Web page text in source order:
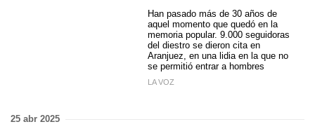
Han pasado más de 30 años de
aquel momento que quedó en la
memoria popular. 9.000 seguidoras
del diestro se dieron cita en
Aranjuez, en una lidia en la que no
se permitió entrar a hombres
LA VOZ
25 abr 2025